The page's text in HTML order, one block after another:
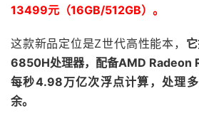
13499元（16GB/512GB）。
这款新品定位是Z世代高性能本，
6850H处理器，配备AMD Radeon
每秒4.98万亿次浮点计算，处理
余。